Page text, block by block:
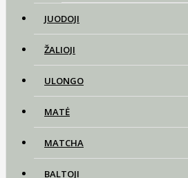
JUODOJI
ŽALIOJI
ULONGO
MATĖ
MATCHA
BALTOJI